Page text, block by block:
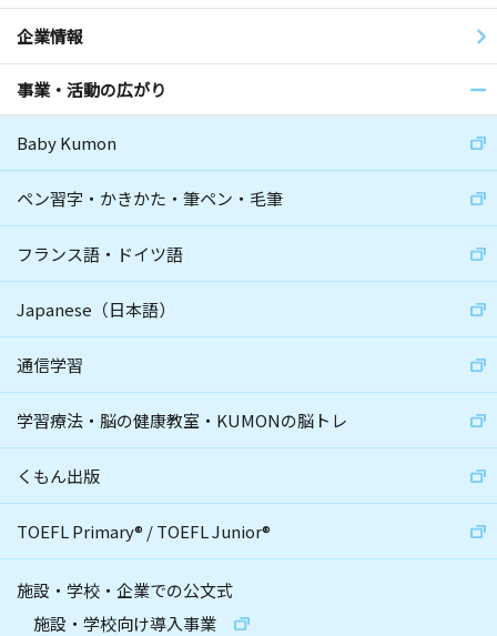
企業情報
事業・活動の広がり
Baby Kumon
ペン習字・かきかた・筆ペン・毛筆
フランス語・ドイツ語
Japanese（日本語）
通信学習
学習療法・脳の健康教室・KUMONの脳トレ
くもん出版
TOEFL Primary® /TOEFL Junior®
施設・学校・企業での公文式
施設・学校向け導入事業